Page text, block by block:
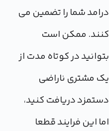
درامد شما را تضمین می
کنند. ممکن است
بتوانید در کوتاه مدت از
یک مشتری ناراضی
دستمزد دریافت کنید،
اما این فرایند قطعا